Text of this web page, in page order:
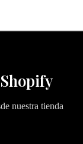
nuestra tienda